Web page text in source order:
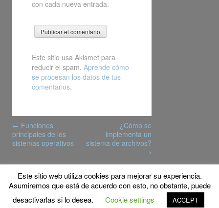
con cada nueva entrada.
Este sitio usa Akismet para
reducir el spam. Aprende cómo
se procesan los datos de tus
comentarios.
navigation
← Funciones
principales de los
sistemas operativos
¿Cómo se
implementa un
sistema de archivos?
→
© Copyright 2014 MyFPschool
Proudly powered by WordPress
Theme: Gridster by
ThemeFurnace.
Este sitio web utiliza cookies para mejorar su experiencia.
Asumiremos que está de acuerdo con esto, no obstante, puede
desactivarlas si lo desea.
Cookie settings ACCEPT